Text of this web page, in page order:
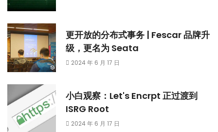
更开放的分布式事务 | Fescar 品牌升
级，更名为 Seata
2024 年 6 月 17 日
小白观察：Let's Encrpt 正过渡到
ISRG Root
2024 年 6 月 17 日